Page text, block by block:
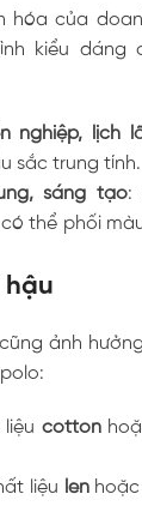
hóa của
kiểu dáng
nghiệp, lịch
sắc trung tính.
sáng tạo:
thể phối
hậu
ảnh
cotton
liệu len